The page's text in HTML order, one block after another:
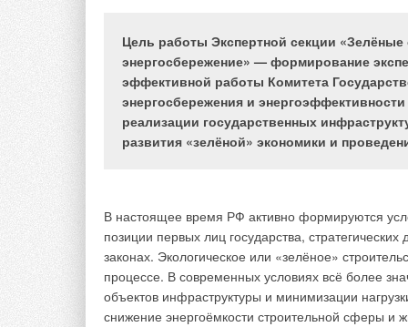
Цель работы Экспертной секции
энергосбережение» — формирование
эффективной работы Комитета
энергосбережения и
реализации государственных
развития «зелёной» экономики и
В настоящее время РФ активно формируются
позиции первых лиц государства,
законах. Экологическое или «зелёное»
процессе. В современных условиях всё более
объектов инфраструктуры и минимизации
снижение энергоёмкости строительной сферы и
Необходимость
основанных на
законодательных
формирование
ускорения
Государственной
содействие
инновационного и
устойчивого роста
укрепления её
направленной на